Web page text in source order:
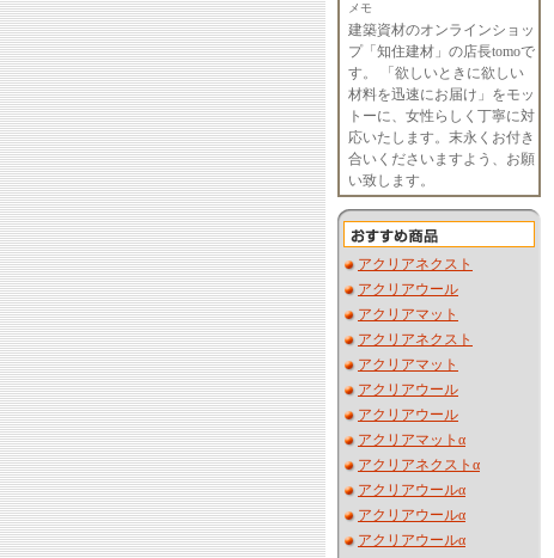
メモ
建築資材のオンラインショッ
プ「知住建材」の店長tomoで
す。 「欲しいときに欲しい
材料を迅速にお届け」をモッ
トーに、女性らしく丁寧に対
応いたします。末永くお付き
合いくださいますよう、お願
い致します。
アクリアネクスト
アクリアウール
アクリアマット
アクリアネクスト
アクリアマット
アクリアウール
アクリアウール
アクリアマットα
アクリアネクストα
アクリアウールα
アクリアウールα
アクリアウールα